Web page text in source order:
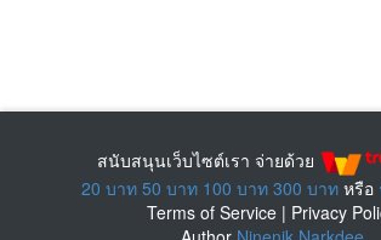
สนับสนุนเว็บไซต์เรา จ่ายด้วย
20 บาท 50 บาท 100 บาท 300 บาท หรือ
Terms of Service | Privacy